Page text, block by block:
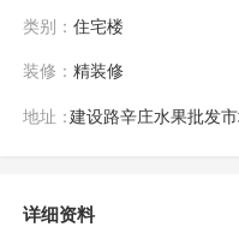
类别：住宅楼
装修：精装修
地址：建设路辛庄水果批发
详细资料